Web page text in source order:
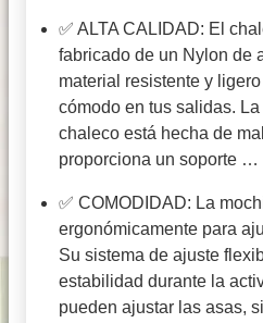
✅ ALTA CALIDAD: El
fabricado de un Nylon de
material resistente y
cómodo en tus salidas. La
chaleco está hecha de
proporciona un soporte …
✅ COMODIDAD: La
ergonómicamente para
Su sistema de ajuste
estabilidad durante la
pueden ajustar las asas,